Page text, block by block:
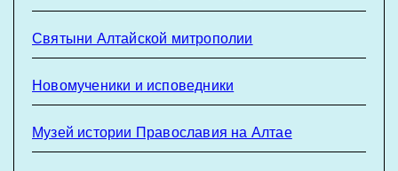
Святыни Алтайской митрополии
Новомученики и исповедники
Музей истории Православия на Алтае